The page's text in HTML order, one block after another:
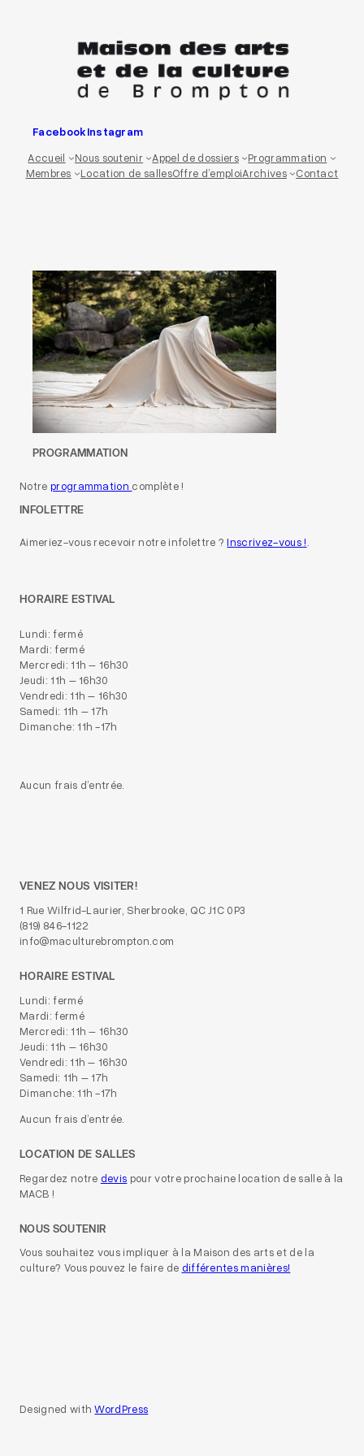
FacebookInstagram
Accueil
Nous soutenir Appel de dossiers
Programmation
Membres
Location de sallesOffre d’emploiArchives Contact
PROGRAMMATION
Notre programmation complète !
INFOLETTRE
Aimeriez-vous recevoir notre infolettre ?Inscrivez-vous !.
HORAIRE ESTIVAL
Lundi: fermé
Mardi: fermé
Mercredi: 11h – 16h30
Jeudi: 11h – 16h30
Vendredi: 11h – 16h30
Samedi: 11h – 17h
Dimanche: 11h -17h
Aucun frais d’entrée.
VENEZ NOUS VISITER!
1 Rue Wilfrid-Laurier, Sherbrooke, QC J1C 0P3
(819) 846-1122
info@maculturebrompton.com
HORAIRE ESTIVAL
Lundi: fermé
Mardi: fermé
Mercredi: 11h – 16h30
Jeudi: 11h – 16h30
Vendredi: 11h – 16h30
Samedi: 11h – 17h
Dimanche: 11h -17h
Aucun frais d’entrée.
LOCATION DE SALLES
Regardez notre devis pour votre prochaine location de salle à la
MACB !
NOUS SOUTENIR
Vous souhaitez vous impliquer à la Maison des arts et de la
culture? Vous pouvez le faire de différentes manières!
Designed withWordPress